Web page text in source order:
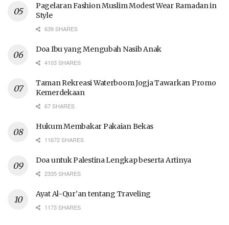
Pagelaran Fashion Muslim Modest Wear Ramadan in
Style
639 SHARES
Doa Ibu yang Mengubah Nasib Anak
4103 SHARES
Taman Rekreasi Waterboom Jogja Tawarkan Promo
Kemerdekaan
67 SHARES
Hukum Membakar Pakaian Bekas
11672 SHARES
Doa untuk Palestina Lengkap beserta Artinya
2335 SHARES
Ayat Al-Qur’an tentang Traveling
1173 SHARES